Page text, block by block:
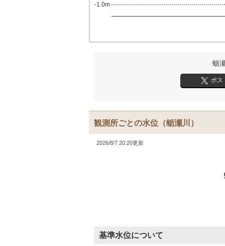
-1.0m
蛎
ポス
観測所ごとの水位 （蛎瀬川）
2026/8/7 20:20更新
基準水位について